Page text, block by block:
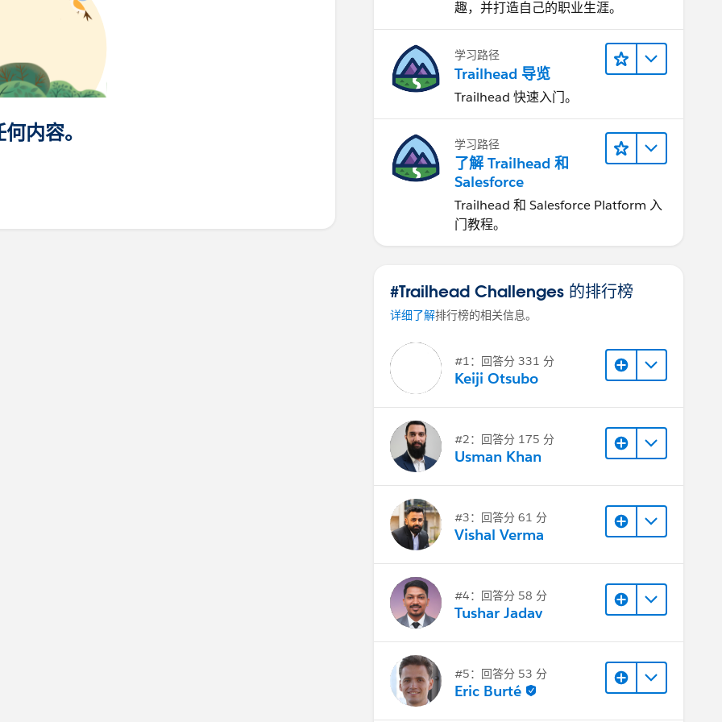
内容。
趣，并打造自己的职业生涯。
学习路径
Trailhead 导览
Trailhead 快速入门。
学习路径
了解 Trailhead 和
Salesforce
Trailhead 和 Salesforce Platform 入
门教程。
#Trailhead Challenges 的排行榜
详细了解排行榜的相关信息。
#1：回答分 331 分
Keiji Otsubo
#2：回答分 175 分
Usman Khan
#3：回答分 61 分
Vishal Verma
#4：回答分 58 分
Tushar Jadav
#5：回答分 53 分
Eric Burté